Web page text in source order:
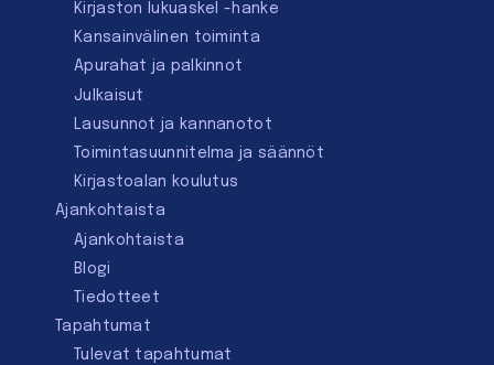
Kirjaston lukuaskel -hanke
Kansainvälinen toiminta
Apurahat ja palkinnot
Julkaisut
Lausunnot ja kannanotot
Toimintasuunnitelma ja säännöt
Kirjastoalan koulutus
Ajankohtaista
Ajankohtaista
Blogi
Tiedotteet
Tapahtumat
Tulevat tapahtumat